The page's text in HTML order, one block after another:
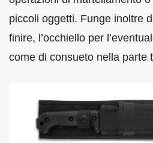
piccoli oggetti. Funge inoltre
finire, l’occhiello per
come di consueto nella parte